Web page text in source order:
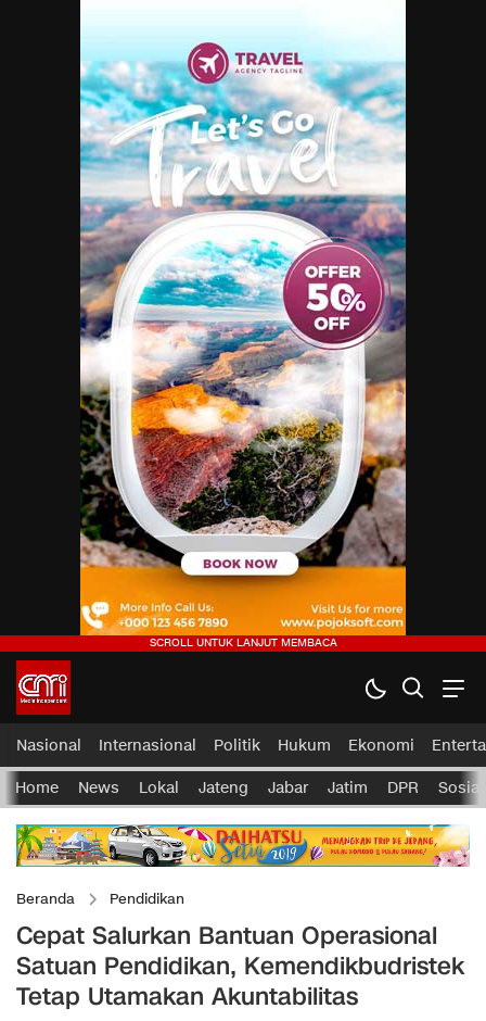
Nasional Internasional Politik Hukum Ekonomi
Home News Lokal Jateng Jabar Jatim DPR Sosial
Beranda Pendidikan
Cepat Salurkan Bantuan Operasional
Satuan Pendidikan, Kemendikbudristek
Tetap Utamakan Akuntabilitas